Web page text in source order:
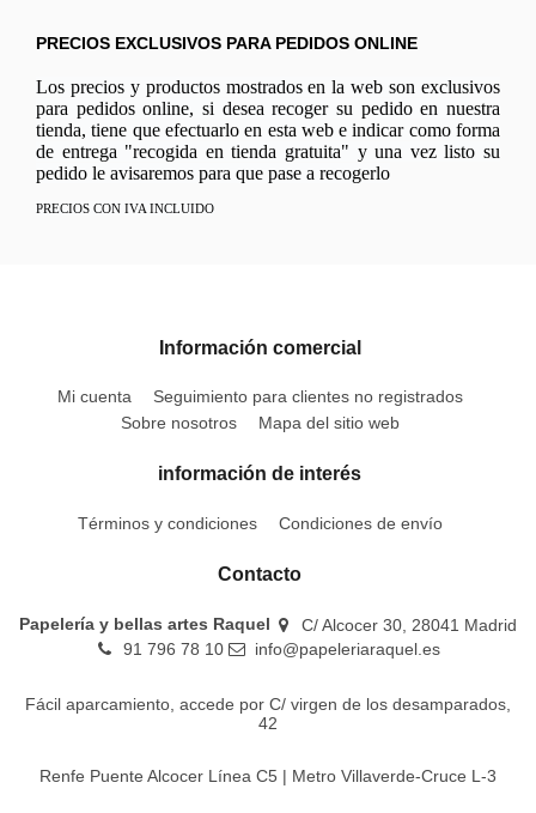
PRECIOS EXCLUSIVOS PARA PEDIDOS ONLINE
Los precios y productos mostrados en la web son exclusivos
para pedidos online, si desea recoger su pedido en nuestra
tienda, tiene que efectuarlo en esta web e indicar como forma
de entrega "recogida en tienda gratuita" y una vez listo su
pedido le avisaremos para que pase a recogerlo
PRECIOS CON IVA INCLUIDO
Información comercial
Mi cuenta
Seguimiento para clientes no registrados
Sobre nosotros
Mapa del sitio web
información de interés
Términos y condiciones Condiciones de envío
Contacto
Papelería y bellas artes Raquel
C/ Alcocer 30, 28041 Madrid
91 796 78 10
info@papeleriaraquel.es
Fácil aparcamiento, accede por C/ virgen de los desamparados,
42
Renfe Puente Alcocer Línea C5 | Metro Villaverde-Cruce L-3